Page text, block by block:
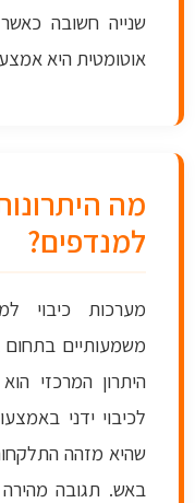
שנייה חשובה
אוטומטית היא
מה
למנדפים?
מערכות כיבוי
משמעותיים
היתרון המרכזי
לכיבוי ידני
שהיא מזהה
באש. תגובה